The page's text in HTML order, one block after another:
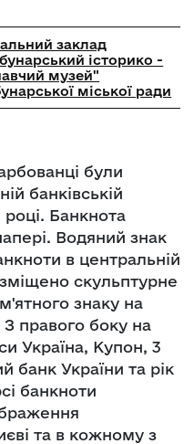
заклад
історико -
музей"
міської ради
були
банківській
році. Банкнота
Водяний знак
в центральній
скульптурне
знаку на
правого боку на
Україна, Купон, 3
банк України та рік
банкноти
та в кожному з